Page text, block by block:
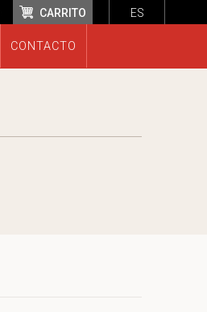
ES
CARRITO
CONTACTO